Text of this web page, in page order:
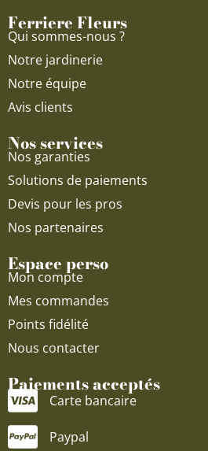
Ferriere Fleurs
Qui sommes-nous ?
Notre jardinerie
Notre équipe
Avis clients
Nos services
Nos garanties
Solutions de paiements
Devis pour les pros
Nos partenaires
Espace perso
Mon compte
Mes commandes
Points fidélité
Nous contacter
Paiements acceptés
Carte bancaire
Paypal